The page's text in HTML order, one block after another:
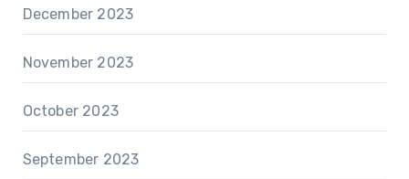
December 2023
November 2023
October 2023
September 2023